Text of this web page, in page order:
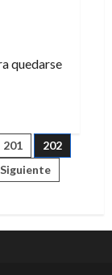
quedarse
201
202
Siguiente